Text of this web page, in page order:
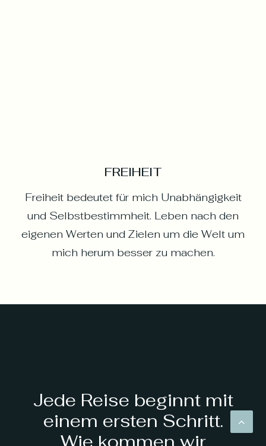
FREIHEIT
Freiheit bedeutet für mich Unabhängigkeit
und Selbstbestimmheit. Leben nach den
eigenen Werten und Zielen um die Welt um
mich herum besser zu machen.
Jede Reise beginnt mit
einem ersten Schritt.